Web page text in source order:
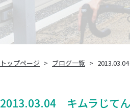
トップページ ブログ一覧
2013.03.04 キムラじて